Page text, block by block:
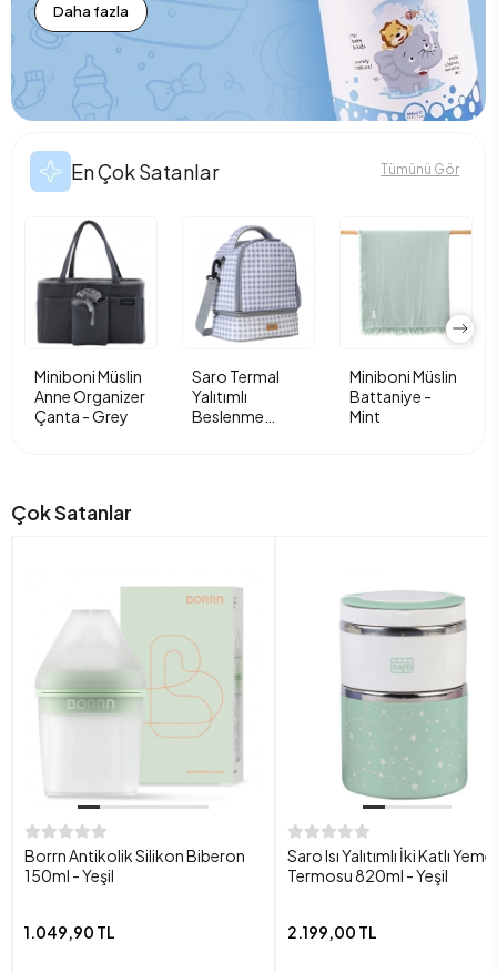
Daha fazla
En Çok Satanlar Tümünü Gör
Miniboni Müslin
Anne Organizer
Çanta - Grey
Saro Termal
Yalıtımlı
Beslenme
Miniboni Müslin
Battaniye -
Mint
Çok Satanlar
Borrn Antikolik Silikon Biberon
150ml - Yeşil
1.049,90 TL
Saro Isı Yalıtımlı İki Katlı
Termosu 820ml - Yeşil
2.199,00 TL